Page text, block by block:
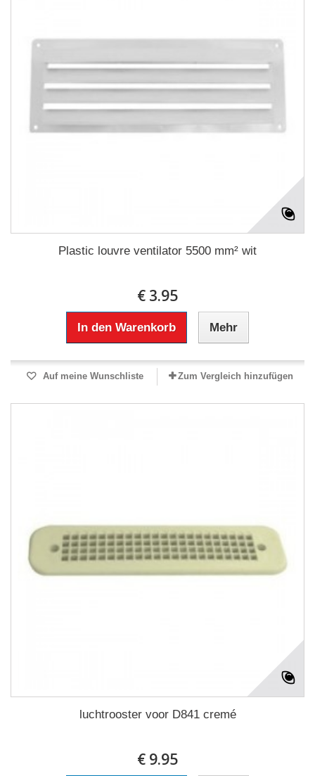
Plastic louvre ventilator 5500 mm² wit
€ 3.95
In den Warenkorb Mehr
Auf meine Wunschliste Zum Vergleich hinzufügen
luchtrooster voor D841 cremé
€ 9.95